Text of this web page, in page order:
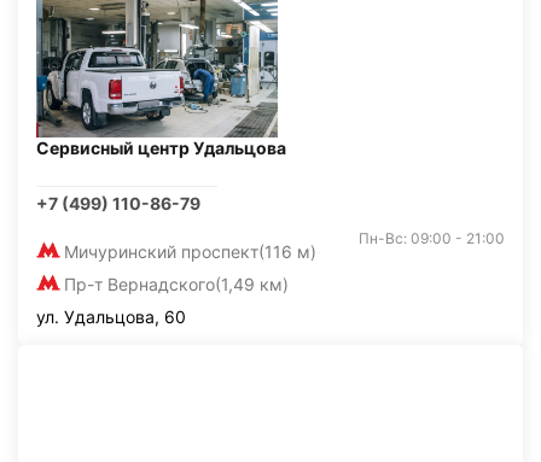
Сервисный центр Удальцова
+7 (499) 110-86-79
Мичуринский проспект(116 м)
Пр-т Вернадского(1,49 км)
Пн-Вс: 09:00 - 21:00
ул. Удальцова, 60